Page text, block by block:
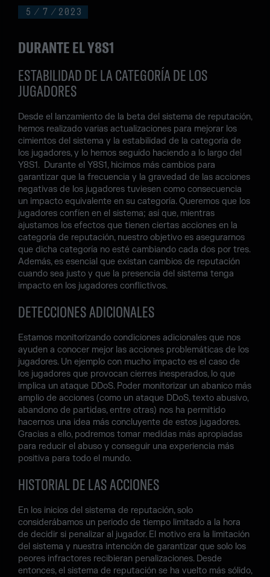
5 / 7 / 2023
DURANTE EL Y8S1
ESTABILIDAD DE LA CATEGORÍA DE LOS
JUGADORES
Desde el lanzamiento de la beta del sistema de reputación,
hemos realizado varias actualizaciones para mejorar los
cimientos del sistema y la estabilidad de la categoría de
los jugadores, y lo hemos seguido haciendo a lo largo del
Y8S1. Durante el Y8S1, hicimos más cambios para
garantizar que la frecuencia y la gravedad de las acciones
negativas de los jugadores tuviesen como consecuencia
un impacto equivalente en su categoría. Queremos que los
jugadores confíen en el sistema; así que, mientras
ajustamos los efectos que tienen ciertas acciones en la
categoría de reputación, nuestro objetivo es asegurarnos
que dicha categoría no esté cambiando cada dos por tres.
Además, es esencial que existan cambios de reputación
cuando sea justo y que la presencia del sistema tenga
impacto en los jugadores conflictivos.
DETECCIONES ADICIONALES
Estamos monitorizando condiciones adicionales que nos
ayuden a conocer mejor las acciones problemáticas de los
jugadores. Un ejemplo con mucho impacto es el caso de
los jugadores que provocan cierres inesperados, lo que
implica un ataque DDoS. Poder monitorizar un abanico más
amplio de acciones (como un ataque DDoS, texto abusivo,
abandono de partidas, entre otras) nos ha permitido
hacernos una idea más concluyente de estos jugadores.
Gracias a ello, podremos tomar medidas más apropiadas
para reducir el abuso y conseguir una experiencia más
positiva para todo el mundo.
HISTORIAL DE LAS ACCIONES
En los inicios del sistema de reputación, solo
considerábamos un periodo de tiempo limitado a la hora
de decidir si penalizar al jugador. El motivo era la limitación
del sistema y nuestra intención de garantizar que solo los
peores infractores recibieran penalizaciones. Desde
entonces, el sistema de reputación se ha vuelto más sólido,